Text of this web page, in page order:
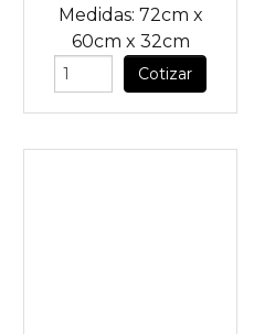
Medidas: 72cm x
60cm x 32cm
Cotizar